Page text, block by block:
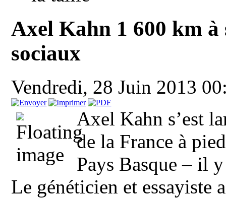
Axel Kahn 1 600 km à
sociaux
Vendredi, 28 Juin 2013
Axel Kahn s’est
de la France à
Pays Basque – il
Le généticien et essayiste